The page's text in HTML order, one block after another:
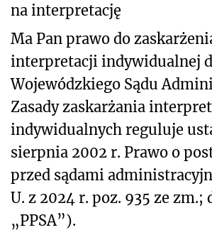
na interpretację
Ma Pan prawo do
interpretacji indywidualnej
Wojewódzkiego Sądu
Zasady zaskarżania
indywidualnych reguluje
sierpnia 2002 r. Prawo o
przed sądami
U. z 2024 r. poz. 935 ze zm.;
„PPSA”).